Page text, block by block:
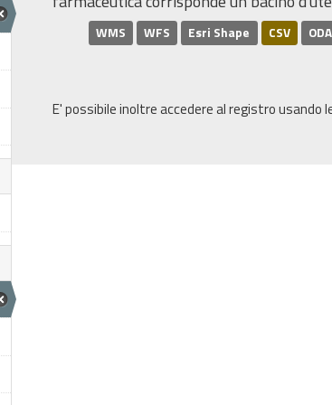
WMS WFS Esri Shape CSV
E' possibile inoltre accedere al registro usando